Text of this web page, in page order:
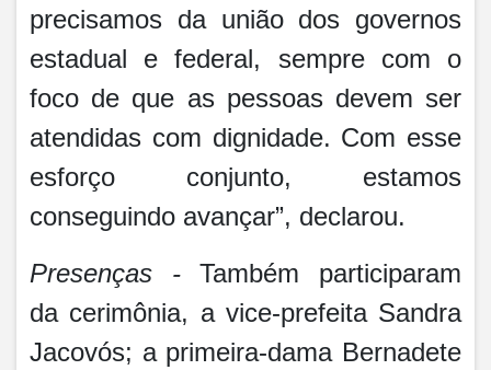
precisamos da união dos governos
estadual e federal, sempre com o
foco de que as pessoas devem ser
atendidas com dignidade. Com esse
esforço conjunto, estamos
conseguindo avançar”, declarou.
Presenças -Também participaram
da cerimônia, a vice-prefeita Sandra
Jacovós; a primeira-dama Bernadete